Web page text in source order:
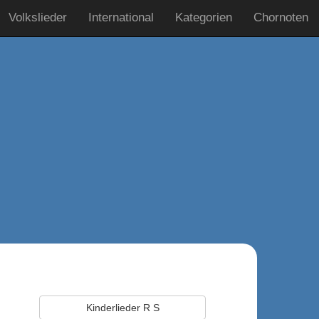
Volkslieder International Kategorien Chornoten
Kinderlieder R S